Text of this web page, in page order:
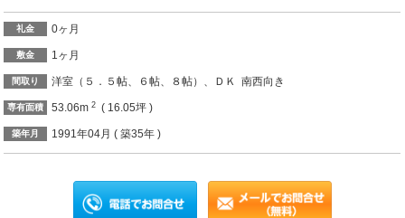
礼金 0ヶ月
敷金 1ヶ月
間取り 洋室（５．５帖、６帖、８帖）、ＤＫ 南西向き
専有面積 53.06m2 ( 16.05坪 )
築年月 1991年04月 ( 築35年 )